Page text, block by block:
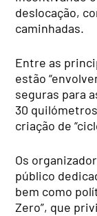
deslocação,
caminhadas.
Entre as
estão
seguras para
30
criação de
Os
público
bem como
Zero”, que